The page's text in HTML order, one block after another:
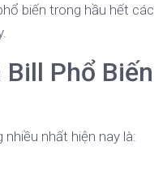
biến trong hầu hết các
Bill Phổ Biến
nhất hiện nay là: